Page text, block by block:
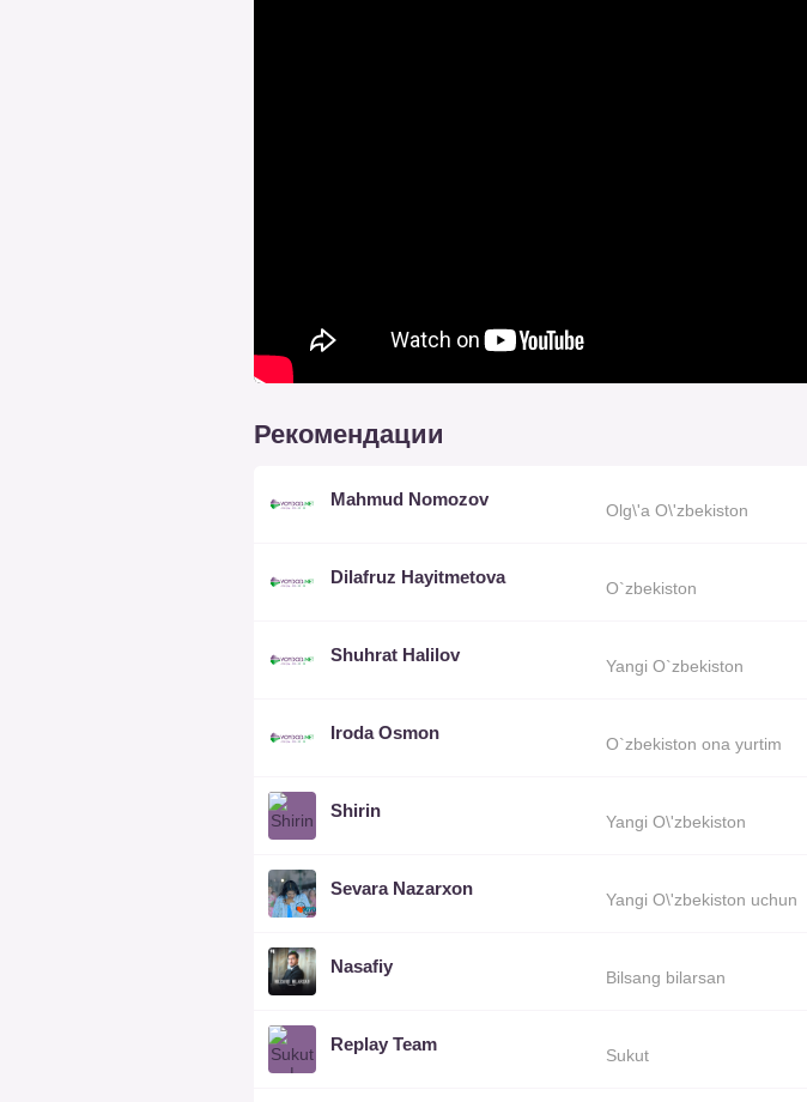
Рекомендации
Mahmud Nomozov
Olg\'a O\'zbekiston
Dilafruz Hayitmetova
O`zbekiston
Shuhrat Halilov
Yangi O`zbekiston
Iroda Osmon
O`zbekiston ona yurtim
Shirin
Yangi O\'zbekiston
Sevara Nazarxon
Yangi O\'zbekiston uchun
Nasafiy
Bilsang bilarsan
Replay Team
Sukut